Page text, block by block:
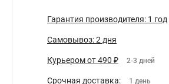
Гарантия производителя: 1 год
Самовывоз: 2 дня
Курьером от 490 ₽ 2-3 дней
Срочная доставка: 1 день